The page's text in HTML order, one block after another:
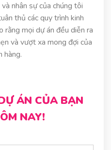
nhân sự của chúng tôi
thủ các quy trình kinh
rằng mọi dự án đều diễn ra
và vượt xa mong đợi của
hàng.
ÁN CỦA BẠN
NAY!